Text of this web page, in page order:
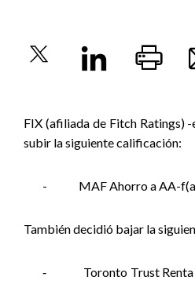
FIX (afiliada de Fitch Ratings)
subir la siguiente calificación:
- MAF Ahorro a AA-
También decidió bajar la
-
Toronto Trust